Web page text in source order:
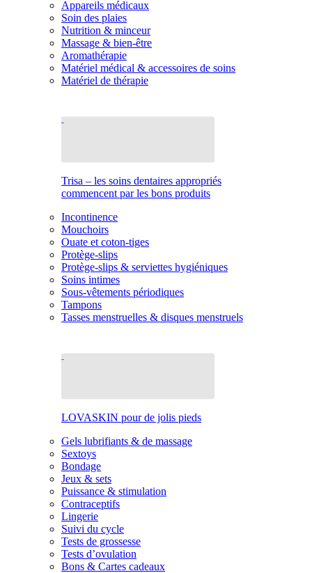
Appareils médicaux
Soin des plaies
Nutrition & minceur
Massage & bien-être
Aromathérapie
Matériel médical & accessoires de soins
Matériel de thérapie
Trisa – les soins dentaires appropriés
commencent par les bons produits
Incontinence
Mouchoirs
Ouate et coton-tiges
Protège-slips
Protège-slips & serviettes hygiéniques
Soins intimes
Sous-vêtements périodiques
Tampons
Tasses menstruelles & disques menstruels
LOVASKIN pour de jolis pieds
Gels lubrifiants & de massage
Sextoys
Bondage
Jeux & sets
Puissance & stimulation
Contraceptifs
Lingerie
Suivi du cycle
Tests de grossesse
Tests d’ovulation
Bons & Cartes cadeaux